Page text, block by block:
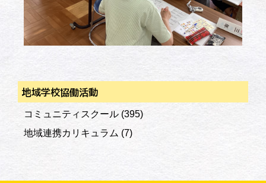
地域学校協働活動
コミュニティスクール (395)
地域連携カリキュラム (7)